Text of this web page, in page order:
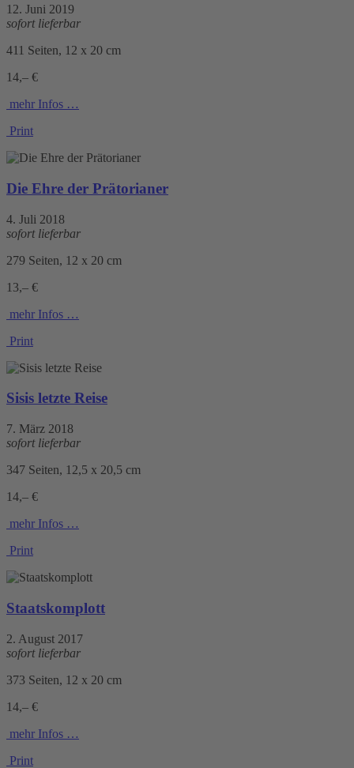
12. Juni 2019
sofort lieferbar
411 Seiten, 12 x 20 cm
14,– €
mehr Infos …
Print
Die Ehre der Prätorianer
4. Juli 2018
sofort lieferbar
279 Seiten, 12 x 20 cm
13,– €
mehr Infos …
Print
Sisis letzte Reise
7. März 2018
sofort lieferbar
347 Seiten, 12,5 x 20,5 cm
14,– €
mehr Infos …
Print
Staatskomplott
2. August 2017
sofort lieferbar
373 Seiten, 12 x 20 cm
14,– €
mehr Infos …
Print